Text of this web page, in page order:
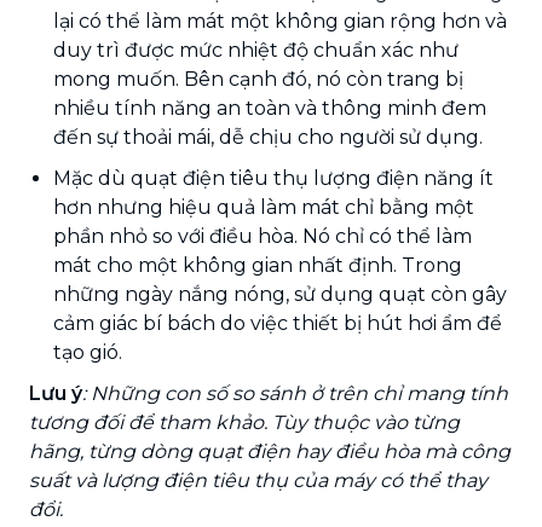
lại có thể làm mát một không gian rộng hơn và
duy trì được mức nhiệt độ chuẩn xác như
mong muốn. Bên cạnh đó, nó còn trang bị
nhiều tính năng an toàn và thông minh đem
đến sự thoải mái, dễ chịu cho người sử dụng.
Mặc dù quạt điện tiêu thụ lượng điện năng ít
hơn nhưng hiệu quả làm mát chỉ bằng một
phần nhỏ so với điều hòa. Nó chỉ có thể làm
mát cho một không gian nhất định. Trong
những ngày nắng nóng, sử dụng quạt còn gây
cảm giác bí bách do việc thiết bị hút hơi ẩm để
tạo gió.
Lưu ý: Những con số so sánh ở trên chỉ mang tính
tương đối để tham khảo. Tùy thuộc vào từng
hãng, từng dòng quạt điện hay điều hòa mà công
suất và lượng điện tiêu thụ của máy có thể thay
đổi.